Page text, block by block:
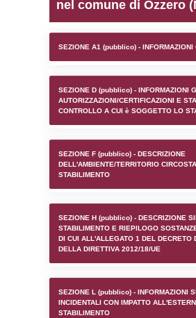
sql: SELECT
executionMS:
nel
SEZIONE A1
SEZIONE D